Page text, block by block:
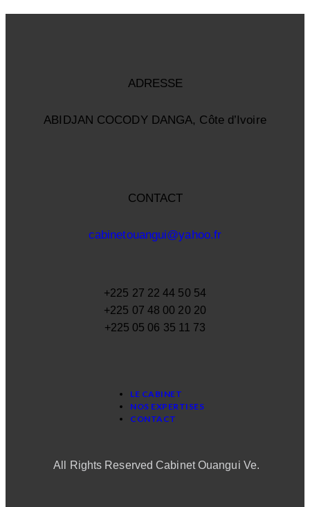
ADRESSE
ABIDJAN COCODY DANGA, Côte d’Ivoire
CONTACT
cabinetouangui@yahoo.fr
+225 27 22 44 50 54
+225 07 48 00 20 20
+225 05 06 35 11 73
LE CABINET
NOS EXPERTISES
CONTACT
All Rights Reserved Cabinet Ouangui Ve.